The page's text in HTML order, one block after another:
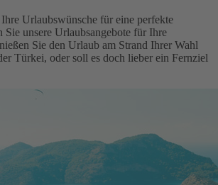
Urlaubswünsche für eine perfekte
Sie unsere Urlaubsangebote für Ihre
Sie den Urlaub am Strand Ihrer Wahl
Türkei, oder soll es doch lieber ein Fernziel